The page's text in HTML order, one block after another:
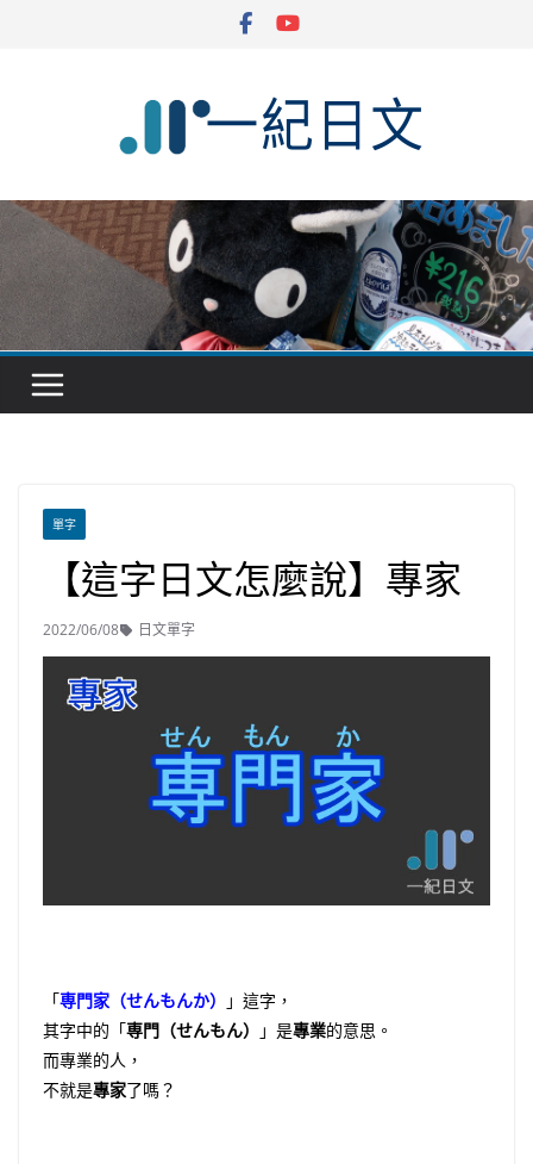
單字
【這字日文怎麼說】專家
2022/06/08 日文單字
「専門家（せんもんか）
」這字，
其字中的「専門（せんもん） 」是專業的意思。
而專業的人，
不就是專家了嗎？